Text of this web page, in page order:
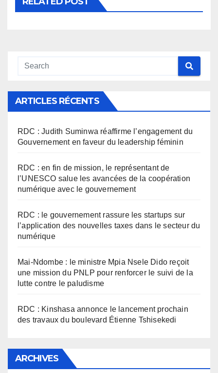
ARTICLES RÉCENTS
RDC : Judith Suminwa réaffirme l’engagement du
Gouvernement en faveur du leadership féminin
RDC : en fin de mission, le représentant de
l’UNESCO salue les avancées de la coopération
numérique avec le gouvernement
RDC : le gouvernement rassure les startups sur
l’application des nouvelles taxes dans le secteur du
numérique
Mai-Ndombe : le ministre Mpia Nsele Dido reçoit
une mission du PNLP pour renforcer le suivi de la
lutte contre le paludisme
RDC : Kinshasa annonce le lancement prochain
des travaux du boulevard Étienne Tshisekedi
ARCHIVES